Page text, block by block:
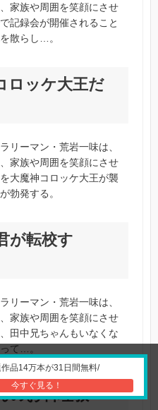
家族や周囲を笑顔にさせ
記録会が開催されること
散らし…。
ロッケ大王だ
リーマン・荒岩一味は、
家族や周囲を笑顔にさせ
大魔神コロッケ大王が襲
勃発する。
が転校す
リーマン・荒岩一味は、
家族や周囲を笑顔にさせ
田中兄ちゃんもいなくな
て…。
のお料理教
品14万本が31日間無料/
今すぐ見る！